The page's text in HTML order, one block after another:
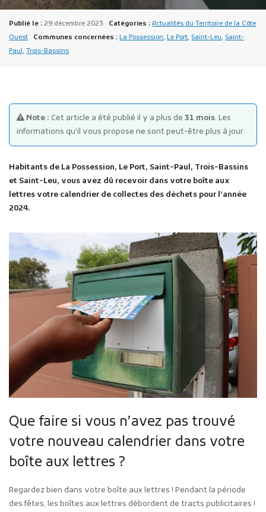
Publicité des actes
Marchés publics
Projets financés par l'Europe
Plans d'accès
Publié le : 29 décembre 2023 Catégories : Actualités du Territoire de la Côte
Ouest
Communes concernées : La Possession,Le Port, Saint-Leu, Saint-
Paul, Trois-Bassins
Note : Cet article a été publié il y a plus de 31 mois. Les
informations qu'il vous propose ne sont peut-être plus à jour.
Habitants de La Possession, Le Port, Saint-Paul, Trois-Bassins
et Saint-Leu, vous avez dû recevoir dans votre boîte aux
lettres votre calendrier de collectes des déchets pour l’année
2024.
Que faire si vous n’avez pas trouvé
votre nouveau calendrier dans votre
boîte aux lettres ?
Regardez bien dans votre boîte aux lettres ! Pendant la période
des fêtes, les boîtes aux lettres débordent de tracts publicitaires !